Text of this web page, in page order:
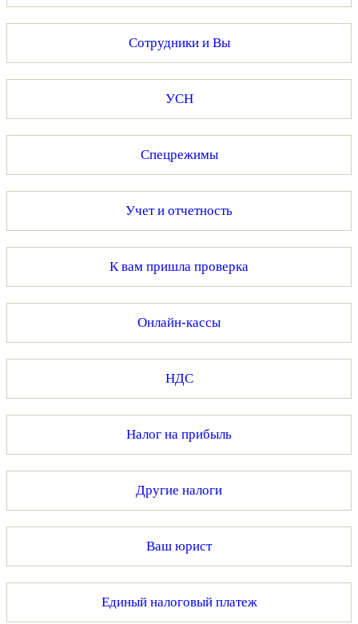
Сотрудники и Вы
УСН
Спецрежимы
Учет и отчетность
К вам пришла проверка
Онлайн-кассы
НДС
Налог на прибыль
Другие налоги
Ваш юрист
Единый налоговый платеж